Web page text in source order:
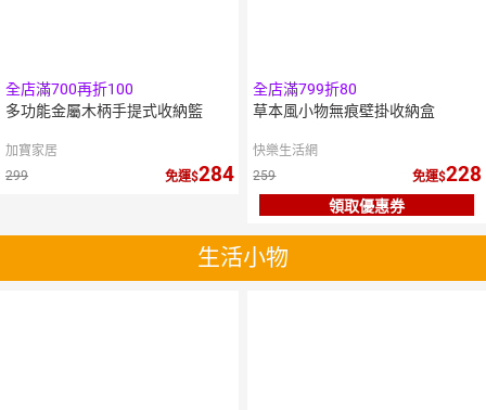
全店滿700再折100
多功能金屬木柄手提式收納籃
加寶家居
299
免運 284
全店滿799折80
草本風小物無痕壁掛收納盒
快樂生活網
259
免運 228
領取優惠券
生活小物